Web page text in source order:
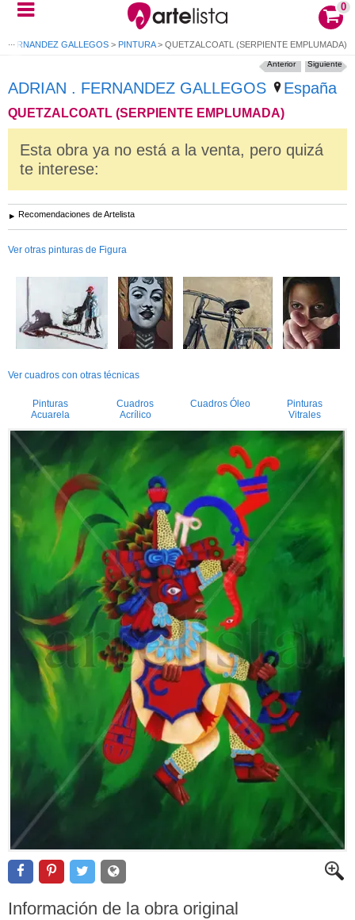
0
FERNANDEZ GALLEGOS > PINTURA > QUETZALCOATL (SERPIENTE EMPLUMADA)
ADRIAN . FERNANDEZ GALLEGOS España
QUETZALCOATL (SERPIENTE EMPLUMADA)
Siguiente
Anterior
Esta obra ya no está a la venta, pero quizá
te interese:
Recomendaciones de Artelista
Ver otras pinturas de Figura
Ver cuadros con otras técnicas
Pinturas
Acuarela
Cuadros
Acrílico
Cuadros Óleo
Pinturas
Vitrales
Información de la obra original